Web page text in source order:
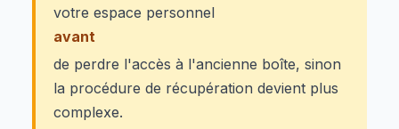
votre espace personnel
avant
de perdre l'accès à l'ancienne boîte, sinon
la procédure de récupération devient plus
complexe.